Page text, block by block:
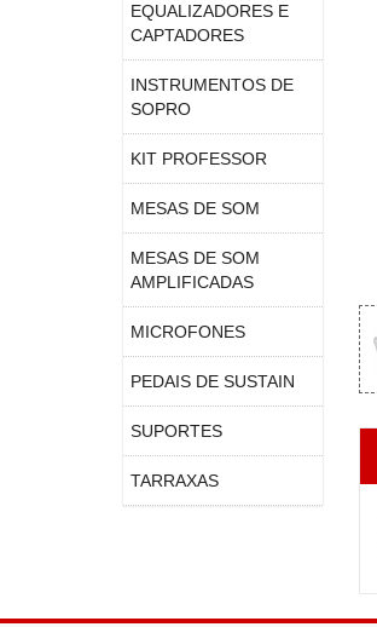
EQUALIZADORES E
CAPTADORES
INSTRUMENTOS DE
SOPRO
KIT PROFESSOR
MESAS DE SOM
MESAS DE SOM
AMPLIFICADAS
MICROFONES
PEDAIS DE SUSTAIN
SUPORTES
TARRAXAS